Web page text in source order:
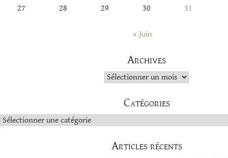
27
28 29 30 31
« Juin
Archives
Archives
Catégories
Catégories
Articles récents